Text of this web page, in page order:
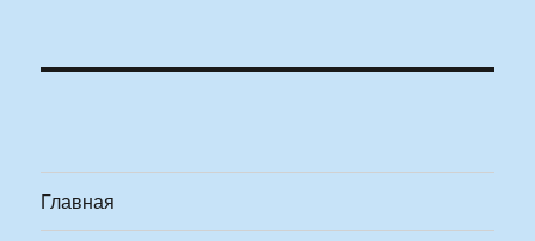
Главная